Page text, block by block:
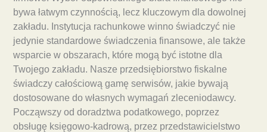
bywa łatwym czynnością, lecz kluczowym dla dowolnej
zakładu. Instytucja rachunkowe winno świadczyć nie
jedynie standardowe świadczenia finansowe, ale także
wsparcie w obszarach, które mogą być istotne dla
Twojego zakładu. Nasze przedsiębiorstwo fiskalne
świadczy całościową gamę serwisów, jakie bywają
dostosowane do własnych wymagań zleceniodawcy.
Począwszy od doradztwa podatkowego, poprzez
obsługę księgowo-kadrową, przez przedstawicielstwo